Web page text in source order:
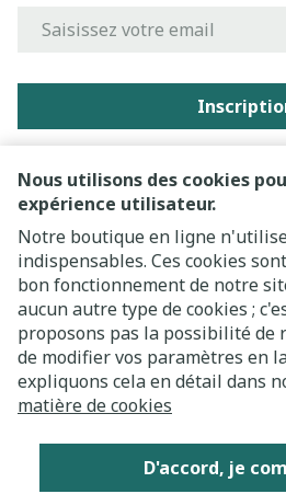
Nous utilisons des cookies
expérience utilisateur.
Notre boutique en ligne
indispensables. Ces cookies
bon fonctionnement de notre
aucun autre type de cookies ;
proposons pas la possibilité de
de modifier vos paramètres en
expliquons cela en détail dans
matière de cookies
D'accord, je
En cliquant sur s'abonner, vous vous
newsletter et acceptez notre
Liens légaux